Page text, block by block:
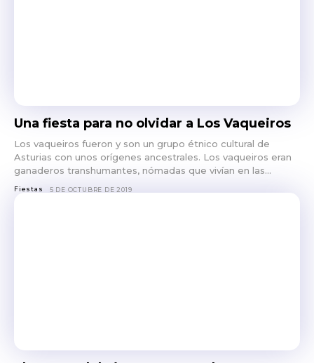
Una fiesta para no olvidar a Los Vaqueiros
Los vaqueiros fueron y son un grupo étnico cultural de
Asturias con unos orígenes ancestrales. Los vaqueiros eran
ganaderos transhumantes, nómadas que vivían en las...
Fiestas 5 DE OCTUBRE DE 2019